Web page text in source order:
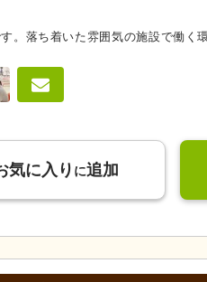
。落ち着いた雰囲気の施設で働く
気に入り に追加